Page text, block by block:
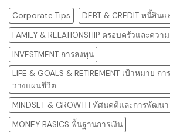
Corporate Tips
DEBT & CREDIT หนี้สินแ
FAMILY & RELATIONSHIP ครอบครัวและควา
INVESTMENT การลงทุน
LIFE & GOALS & RETIREMENT เป้าหมาย ก
วางแผนชีวิต
MINDSET & GROWTH ทัศนคติและการพัฒนา
MONEY BASICS พื้นฐานการเงิน